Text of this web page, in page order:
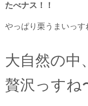
たべナス！！
やっぱり栗うまいっす
大自然の中
贅沢っすね